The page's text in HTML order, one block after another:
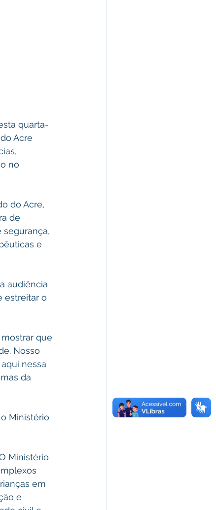
quarta-
Acre
no
do Acre,
de
e
audiência
estreitar o
que
Nosso
nessa
da
Ministério
Ministério
em
e